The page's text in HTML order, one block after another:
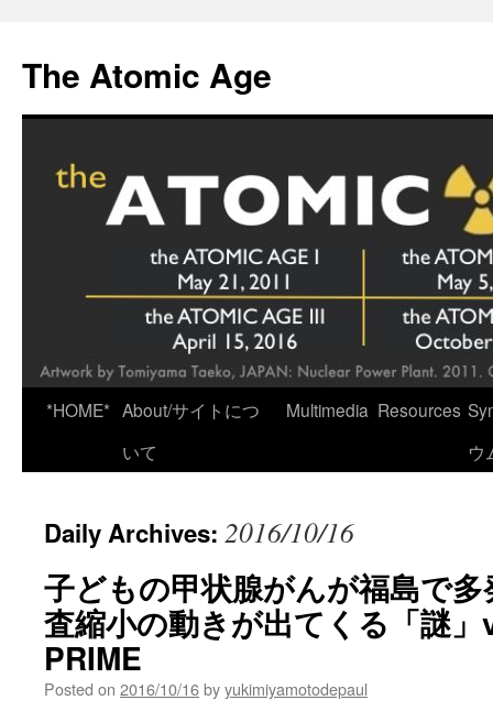
content
The Atomic Age
*HOME* About/サイトにつ
いて
Multimedia Resources
ウ
Daily Archives: 2016/10/16
子どもの甲状腺がんが福島で
査縮小の動きが出てくる「謎
PRIME
Posted on 2016/10/16byyukimiyamotodepaul